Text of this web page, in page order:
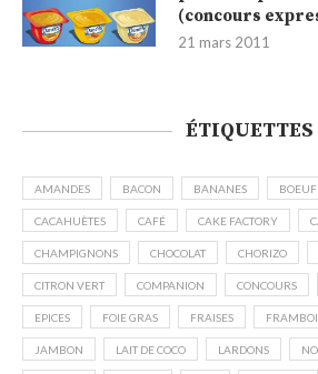
(concours
21 mars 2011
ÉTIQUETTES
AMANDES BACON BANANES BOEUF
CACAHUÈTES CAFÉ CAKE FACTORY
CHAMPIGNONS CHOCOLAT CHORIZO
CITRON VERT COMPANION CONCOURS
EPICES FOIE GRAS FRAISES
JAMBON LAIT DE COCO LARDONS